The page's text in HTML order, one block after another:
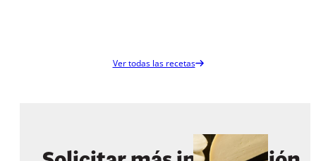
Ver todas las recetas